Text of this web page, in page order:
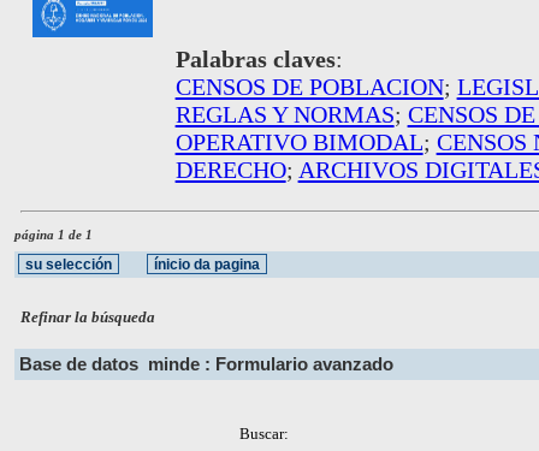
Palabras claves:
CENSOS DE POBLACION;
REGLAS Y NORMAS; CENSOS
OPERATIVO BIMODAL; CENSOS
DERECHO; ARCHIVOS
página 1 de 1
Refinar la búsqueda
Base de datos minde : Formulario avanzado
Buscar: